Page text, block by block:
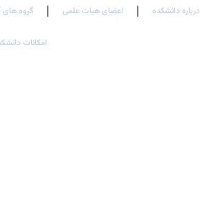
درباره دانشکده اعضای هیات علمی گروه های
امکانات